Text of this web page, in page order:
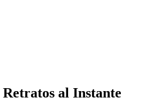
al Instante